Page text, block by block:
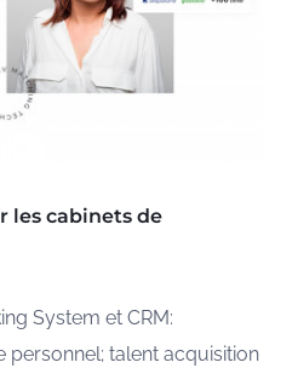
les cabinets de
System et CRM:
personnel; talent acquisition